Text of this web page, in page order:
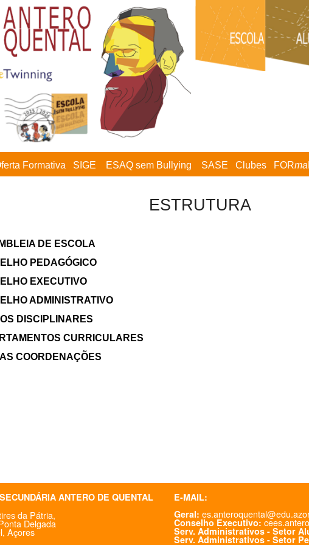
Formativa SIGE ESAQ sem Bullying SASE Clubes FORma
ESTRUTURA
DE ESCOLA
PEDAGÓGICO
EXECUTIVO
ADMINISTRATIVO
DISCIPLINARES
CURRICULARES
COORDENAÇÕES
ANTERO DE QUENTAL
da Pátria,
Delgada
Açores
E-MAIL:
Geral:
Conselho Executivo:
Serv. Administrativos - Setor
Serv. Administrativos - Setor